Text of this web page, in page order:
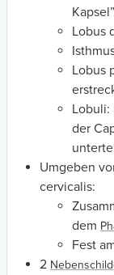
Lobus
Lobus
Lobuli:
der
Umgeben
cervicalis:
dem
Fest
2